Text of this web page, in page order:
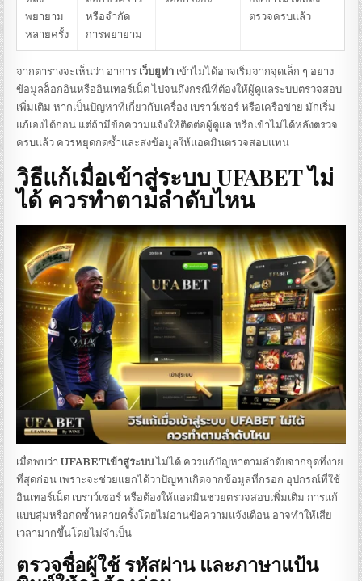
พยายาม
หลายครั้ง
หรือจำกัด
การพยายาม
ตรวจครบแล้ว
จากตารางจะเห็นว่า อาการ เว็บยูฟ่า เข้าไม่ได้อาจเริ่มจากจุดเล็ก ๆ อย่าง
ข้อมูลล็อกอินหรืออินเทอร์เน็ต ไปจนถึงกรณีที่ต้องให้ผู้ดูแลระบบตรวจสอบ
เพิ่มเติม หากเป็นปัญหาที่เกี่ยวกับเครื่อง เบราว์เซอร์ หรือเครือข่าย มักเริ่ม
แก้เองได้ก่อน แต่ถ้ามีข้อความแจ้งให้ติดต่อผู้ดูแล หรือเข้าไม่ได้หลังตรวจ
ครบแล้ว ควรหยุดกดซ้ำและส่งข้อมูลให้แอดมินตรวจสอบแทน
วิธีแก้เมื่อเข้าสู่ระบบ UFABETไม่
ได้ ควรทำตามลำดับไหน
เมื่อพบว่าUFABETเข้าสู่ระบบไม่ได้ ควรแก้ปัญหาตามลำดับจากจุดที่ง่าย
ที่สุดก่อน เพราะจะช่วยแยกได้ว่าปัญหาเกิดจากข้อมูลที่กรอก อุปกรณ์ที่ใช้
อินเทอร์เน็ต เบราว์เซอร์ หรือต้องให้แอดมินช่วยตรวจสอบเพิ่มเติม การแก้
แบบสุ่มหรือกดซ้ำหลายครั้งโดยไม่อ่านข้อความแจ้งเตือน อาจทำให้เสีย
เวลามากขึ้นโดยไม่จำเป็น
ตรวจชื่อผู้ใช้ รหัสผ่าน และภาษาแป้น